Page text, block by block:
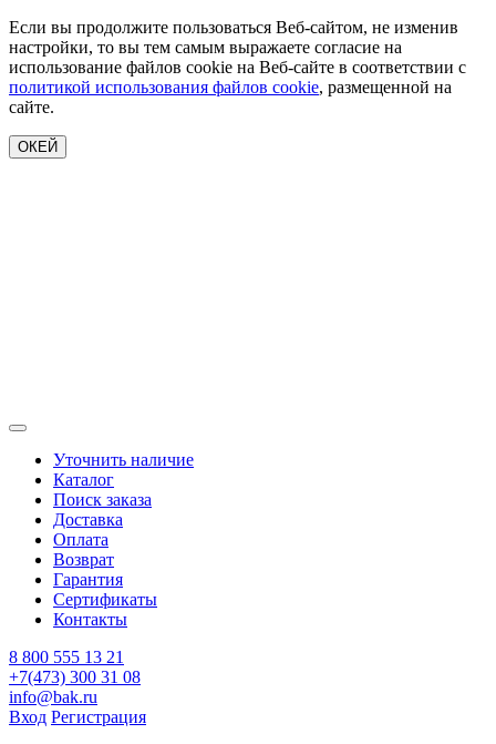
Если вы продолжите пользоваться Веб-сайтом, не изменив
настройки, то вы тем самым выражаете согласие на
использование файлов cookie на Веб-сайте в соответствии с
политикой использования файлов cookie, размещенной на
сайте.
ОКЕЙ
Уточнить наличие
Каталог
Поиск заказа
Доставка
Оплата
Возврат
Гарантия
Сертификаты
Контакты
8 800 555 13 21
+7(473) 300 31 08
info@bak.ru
Вход Регистрация